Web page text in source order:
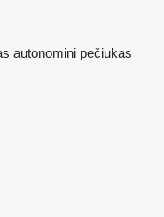
autonomini pečiukas